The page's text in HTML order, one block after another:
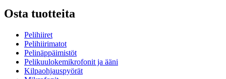
Osta tuotteita
Pelihiiret
Pelihiirimatot
Pelinäppäimistöt
Pelikuulokemikrofonit ja ääni
Kilpaohjauspyörät